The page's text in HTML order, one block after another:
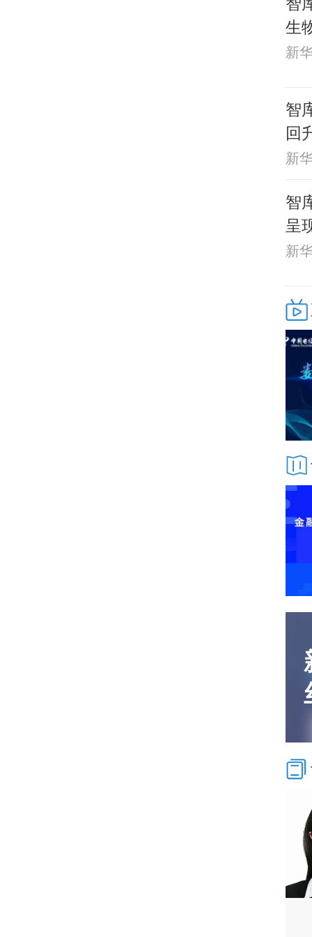
生
新
智库
回
新
智
呈
新